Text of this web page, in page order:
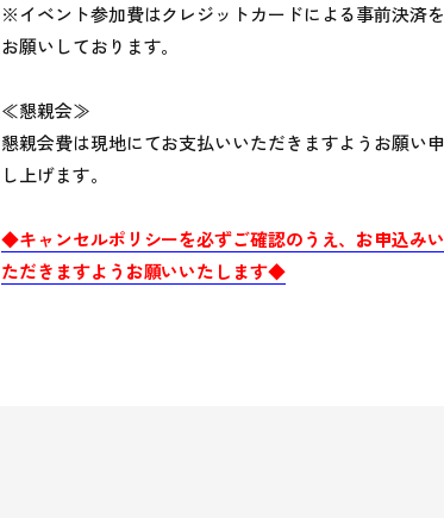
※イベント参加費はクレジットカードによる事前決済を
お願いしております。
≪懇親会≫
懇親会費は現地にてお支払いいただきますようお願い申
し上げます。
◆キャンセルポリシーを必ずご確認のうえ、お申込みい
ただきますようお願いいたします◆